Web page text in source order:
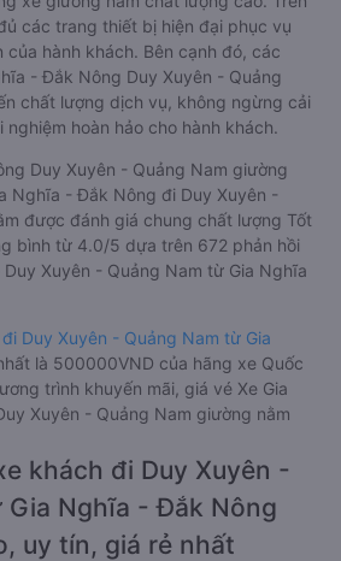
các trang thiết bị hiện đại phục vụ
của hành khách. Bên cạnh đó, các
- Đắk Nông Duy Xuyên - Quảng
chất lượng dịch vụ, không ngừng cải
hoàn hảo cho hành khách.
Duy Xuyên - Quảng Nam giường
Nghĩa - Đắk Nông đi Duy Xuyên -
được đánh giá chung chất lượng Tốt
bình từ 4.0/5 dựa trên 672 phản hồi
Xuyên - Quảng Nam từ Gia Nghĩa
Duy Xuyên - Quảng Nam từ Gia
là 500000VND của hãng xe Quốc
trình khuyến mãi, giá vé Xe Gia
Xuyên - Quảng Nam giường nằm
khách đi Duy Xuyên -
Gia Nghĩa - Đắk Nông
uy tín, giá rẻ nhất